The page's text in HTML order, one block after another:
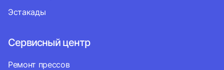
Эстакады
Сервисный центр
Ремонт прессов